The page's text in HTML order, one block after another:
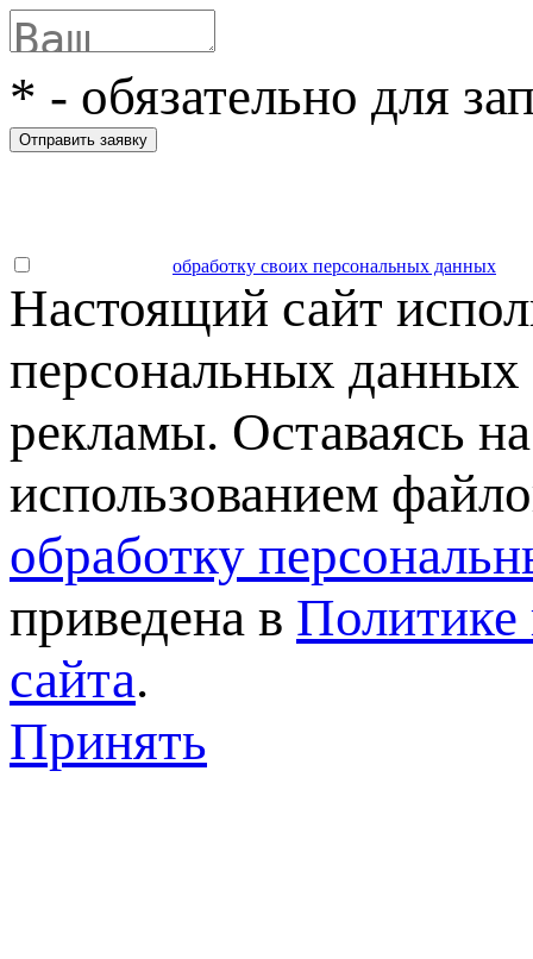
* - обязательно для
Отправить заявку
обработку своих персональных данных
Настоящий сайт
персональных данных
рекламы. Оставаясь
использованием
обработку
приведена в Политике
сайта.
Принять